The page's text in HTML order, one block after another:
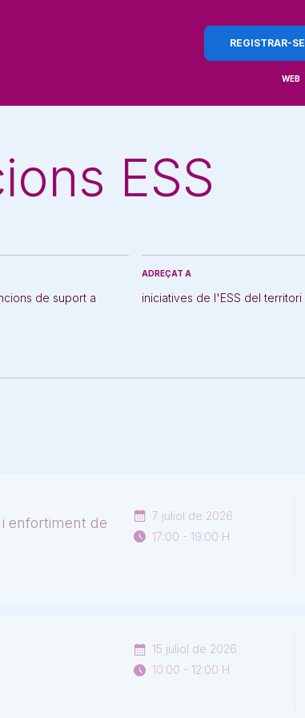
REGISTRAR-SE
WEB
ESS
de suport a
ADREÇAT A
iniciatives de l'ESS del territori
enfortiment de
7 juliol de 2026
17:00 - 19:00 H
15 juliol de 2026
10:00 - 12:00 H